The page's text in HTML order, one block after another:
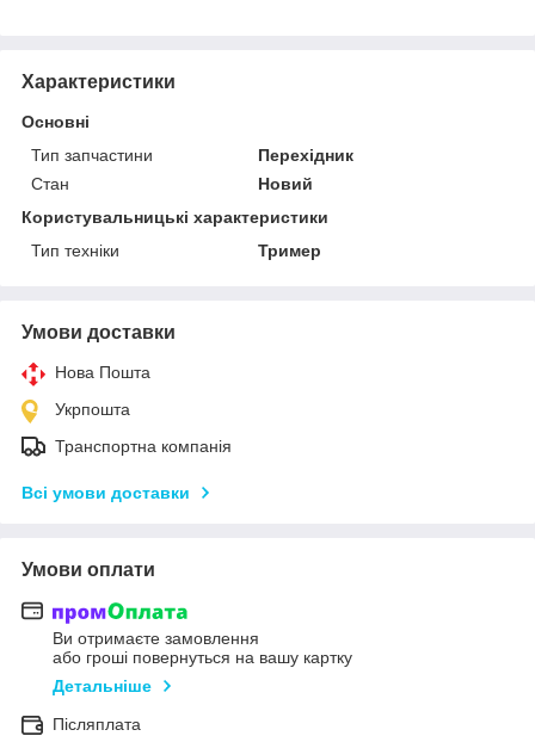
Характеристики
Основні
Тип запчастини
Перехідник
Стан
Новий
Користувальницькі характеристики
Тип техніки
Тример
Умови доставки
Нова Пошта
Укрпошта
Транспортна компанія
Всі умови доставки
Умови оплати
Ви отримаєте замовлення
або гроші повернуться на вашу картку
Детальніше
Післяплата